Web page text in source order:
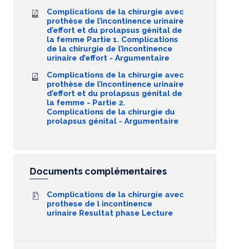
Complications de la chirurgie avec
prothèse de l’incontinence urinaire
d’effort et du prolapsus génital de
la femme Partie 1. Complications
de la chirurgie de l’incontinence
urinaire d’effort - Argumentaire
Complications de la chirurgie avec
prothèse de l’incontinence urinaire
d’effort et du prolapsus génital de
la femme - Partie 2.
Complications de la chirurgie du
prolapsus génital - Argumentaire
Documents complémentaires
Complications de la chirurgie avec
prothese de l incontinence
urinaire Resultat phase Lecture